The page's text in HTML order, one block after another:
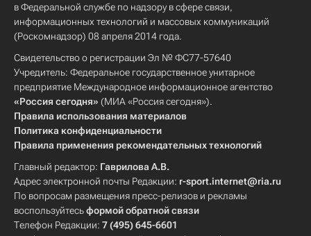
в Федеральной службе по надзору в сфере связи,
информационных технологий и массовых коммуникаций
(Роскомнадзор) 08 апреля 2014 года.
Свидетельство о регистрации Эл № ФС77-57640
Учредитель: Федеральное государственное унитарное
предприятие Международное информационное агентство
«Россия сегодня» (МИА «Россия сегодня»).
Правила использования материалов
Политика конфиденциальности
Правила применения рекомендательных технологий
Главный редактор: Гаврилова А.В.
Адрес электронной почты Редакции: r-sport.internet@ria.ru
По вопросам размещения пресс-релизов и рекламы
воспользуйтесьформой обратной связи
Телефон Редакции: 7 (495) 645-6601